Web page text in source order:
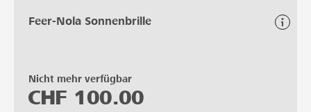
Feer-Nola Sonnenbrille
Nicht mehr verfügbar
CHF 100.00